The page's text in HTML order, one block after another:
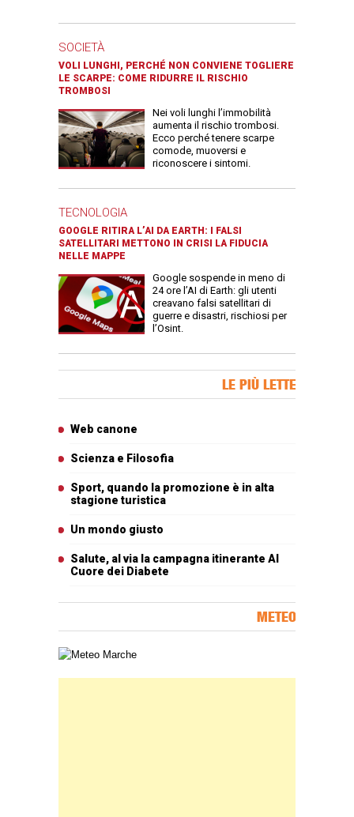
SOCIETÀ
VOLI LUNGHI, PERCHÉ NON CONVIENE TOGLIERE
LE SCARPE: COME RIDURRE IL RISCHIO
TROMBOSI
Nei voli lunghi l’immobilità
aumenta il rischio trombosi.
Ecco perché tenere scarpe
comode, muoversi e
riconoscere i sintomi.
TECNOLOGIA
GOOGLE RITIRA L’AI DA EARTH: I FALSI
SATELLITARI METTONO IN CRISI LA FIDUCIA
NELLE MAPPE
Google sospende in meno di
24 ore l’AI di Earth: gli utenti
creavano falsi satellitari di
guerre e disastri, rischiosi per
l’Osint.
LE PIÙ LETTE
Web canone
Scienza e Filosofia
Sport, quando la promozione è in alta
stagione turistica
Un mondo giusto
Salute, al via la campagna itinerante Al
Cuore dei Diabete
METEO
Carta meteorologica delle Marche